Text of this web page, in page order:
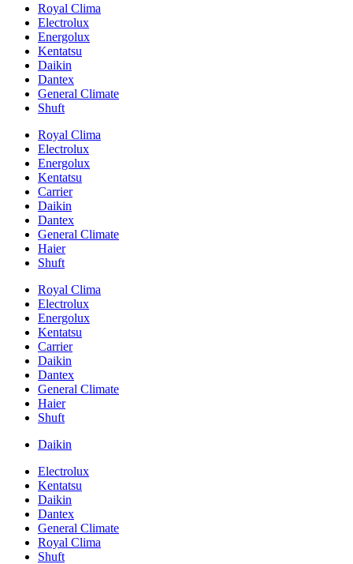
Royal Clima
Electrolux
Energolux
Kentatsu
Daikin
Dantex
General Climate
Shuft
Royal Clima
Electrolux
Energolux
Kentatsu
Carrier
Daikin
Dantex
General Climate
Haier
Shuft
Royal Clima
Electrolux
Energolux
Kentatsu
Carrier
Daikin
Dantex
General Climate
Haier
Shuft
Daikin
Electrolux
Kentatsu
Daikin
Dantex
General Climate
Royal Clima
Shuft